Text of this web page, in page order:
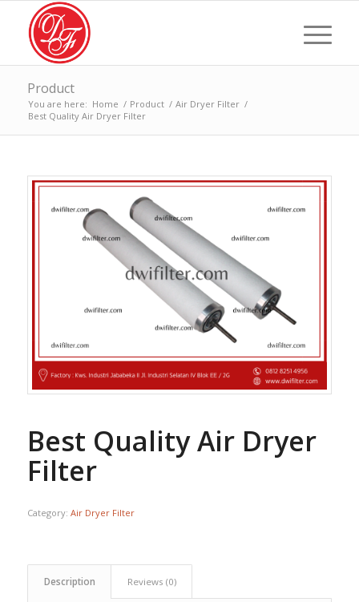
Product
You are here: Home / Product / Air Dryer Filter /
Best Quality Air Dryer Filter
Best Quality Air Dryer
Filter
Category: Air Dryer Filter
Description Reviews (0)